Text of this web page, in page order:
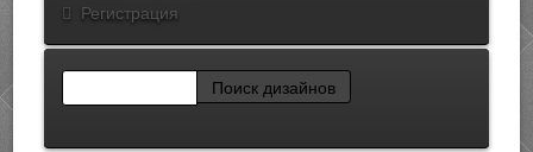
Регистрация